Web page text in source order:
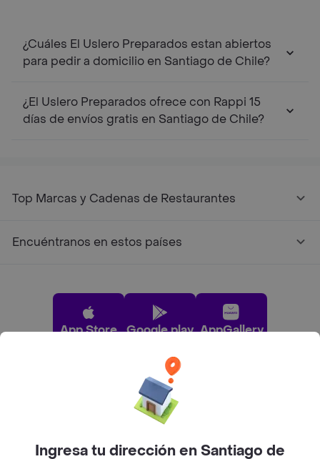
¿Cuáles El Uslero Preparados estan abiertos
para pedir a domicilio en Santiago de Chile?
¿El Uslero Preparados ofrece con Rappi 15
días de envíos gratis en Santiago de Chile?
Top Marcas y Cadenas de Restaurantes
Encuéntranos en estos países
App Store Google play AppGallery
Pide tu comida favorita cerca de ti
Categorías
Ingresa tu dirección en Santiago de